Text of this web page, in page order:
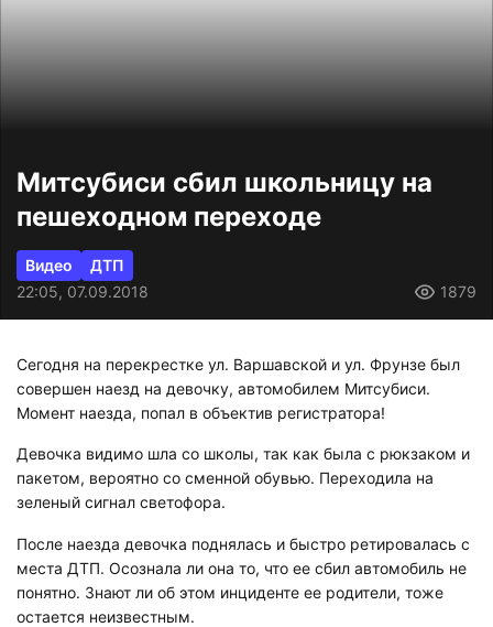
Митсубиcи сбил школьницу на
пешеходном переходе
Видео
ДТП
22:05, 07.09.2018
1879
Сегодня на перекрестке ул. Варшавской и ул. Фрунзе был
совершен наезд на девочку, автомобилем Митсубиcи.
Момент наезда, попал в объектив регистратора!
Девочка видимо шла со школы, так как была с рюкзаком и
пакетом, вероятно со сменной обувью. Переходила на
зеленый сигнал светофора.
После наезда девочка поднялась и быстро ретировалась с
места ДТП. Осознала ли она то, что ее сбил автомобиль не
понятно. Знают ли об этом инциденте ее родители, тоже
остается неизвестным.